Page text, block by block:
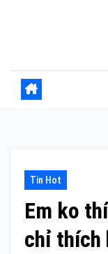
Tin Hot
Em ko
chỉ